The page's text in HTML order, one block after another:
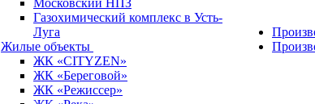
Московский НПЗ
Газохимический комплекс в Усть-
Луга
Жилые объекты
ЖК «CITYZEN»
ЖК «Береговой»
ЖК «Режиссер»